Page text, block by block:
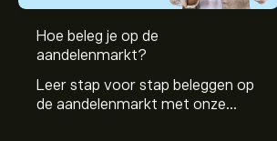
Hoe beleg je op de
aandelenmarkt?
Leer stap voor stap beleggen op
de aandelenmarkt met onze
De huidige koers van AAQ1.DE is 1.630‎€‎.